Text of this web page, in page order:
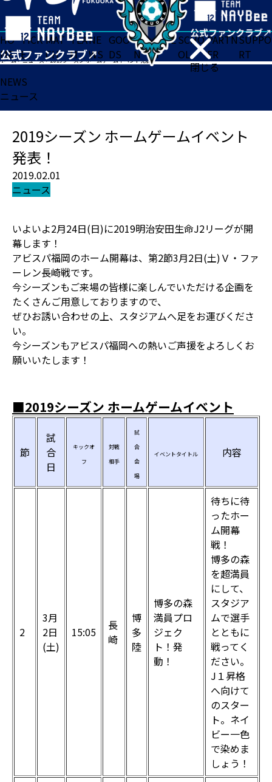
閉じる
HO
ME
TICK
ET
MAT
CH
TEA
M
NE
WS
GOO
DS
FA
N
ACADE
MY
SCHO
OL
PARTN
ER
SUPPO
RT
ホーム>ニュース>2019シーズン ホームゲームイベント発表！
NEWS
ニュース
2019シーズン ホームゲームイベント
発表！
2019.02.01
ニュース
いよいよ2月24日(日)に2019明治安田生命J2リーグが開
幕します！
アビスパ福岡のホーム開幕は、第2節3月2日(土)Ｖ・ファ
ーレン長崎戦です。
今シーズンもご来場の皆様に楽しんでいただける企画を
たくさんご用意しておりますので、
ぜひお誘い合わせの上、スタジアムへ足をお運びくださ
い。
今シーズンもアビスパ福岡への熱いご声援をよろしくお
願いいたします！
■2019シーズン ホームゲームイベント
節
試
合
日
キックオ
フ
対戦
相手
試
合
会
場
イベントタイトル 内容
2
3月
2日
(土)
15:05
長
崎
博
多
陸
博多の森
満員プロ
ジェク
ト！発
動！
待ちに待
ったホー
ム開幕
戦！
博多の森
を超満員
にして、
スタジア
ムで選手
とともに
戦ってく
ださい。
J１昇格
へ向けて
のスター
ト。ネイ
ビー一色
で染めま
しょう！